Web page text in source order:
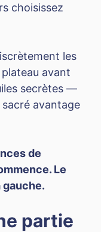
choisissez
les
avant
secrètes —
avantage
de
Le
partie